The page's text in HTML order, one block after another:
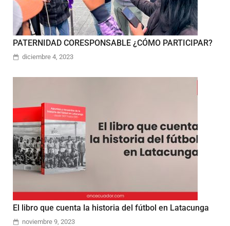
PATERNIDAD CORESPONSABLE ¿CÓMO PARTICIPAR?
diciembre 4, 2023
El libro que cuenta la historia del fútbol en Latacunga
noviembre 9, 2023